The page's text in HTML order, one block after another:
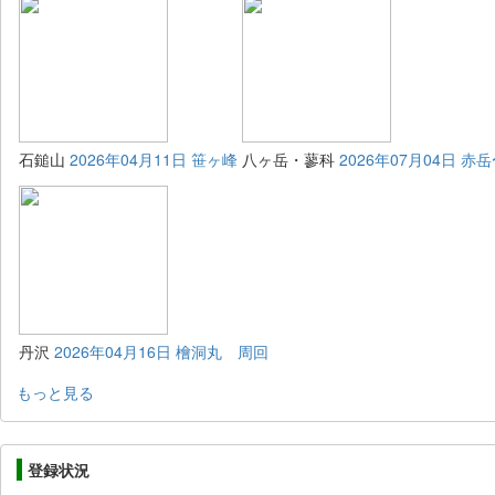
石鎚山 2026年04月11日 笹ヶ峰 八ヶ岳・蓼科 2026年07月04日 赤
丹沢 2026年04月16日 檜洞丸 周回
もっと見る
登録状況